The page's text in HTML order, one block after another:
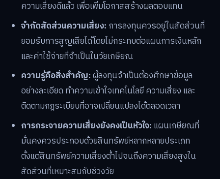
ความเสี่ยงดีแล้ว เพื่อเพิ่มโอกาสสร้างผลตอบแทน
จำกัดสัดส่วนความเสี่ยง: การลงทุนควรอยู่ในสัดส่วนที่
ยอมรับการสูญเสียได้โดยไม่กระทบต่อแผนการเงินหลัก
และค่าใช้จ่ายที่จำเป็นในวัยเกษียณ
ความรู้คือสิ่งสำคัญ:ผู้ลงทุนจำเป็นต้องศึกษาข้อมูล
อย่างละเอียด ทำความเข้าใจเทคโนโลยี ความเสี่ยง และ
ติดตามกฎระเบียบที่อาจเปลี่ยนแปลงได้ตลอดเวลา
การกระจายความเสี่ยงยังคงเป็นหัวใจ: แผนเกษียณที่
มั่นคงควรประกอบด้วยสินทรัพย์หลากหลายประเภท
ตั้งแต่สินทรัพย์ความเสี่ยงต่ำไปจนถึงความเสี่ยงสูงใน
สัดส่วนที่เหมาะสมกับช่วงวัย